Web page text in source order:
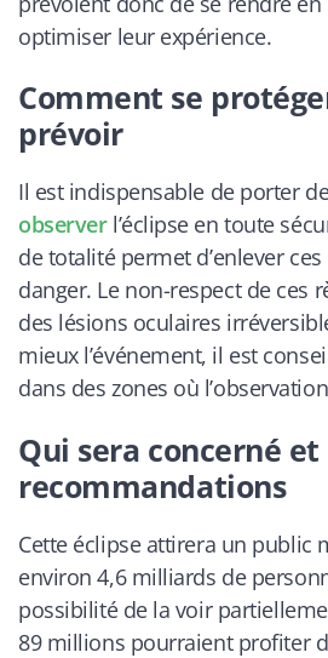
optimiser leur expérience.
Comment se
prévoir
Il est indispensable de porter
observerl’éclipse en toute
de totalité permet d’enlever
danger. Le non-respect de ces
des lésions oculaires
mieux l’événement, il est
dans des zones où
Qui sera concerné et
recommandations
Cette éclipse attirera un public
environ 4,6 milliards de
possibilité de la voir
89 millions pourraient profiter